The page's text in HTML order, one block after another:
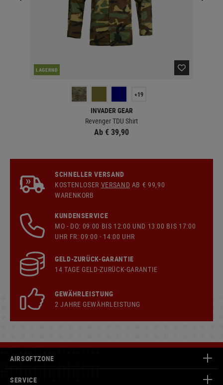
LAGERND
+19
INVADER GEAR
Revenger TDU Shirt
Ab € 39,90
SCHNELLER VERSAND
KOSTENLOSER VERSAND AB € 99,90
WARENKORB
KUNDENSERVICE
MO - DO: 09:00 BIS 12:00 UND 13:00 BIS 17:00
UHR FR: 09:00 - 14:00 UHR
GELD-ZURÜCK-GARANTIE
14 TAGE GELD-ZURÜCK-GARANTIE
GEWÄHRLEISTUNG
2 JAHRE GEWÄHRLEISTUNG
AIRSOFTZONE
SERVICE